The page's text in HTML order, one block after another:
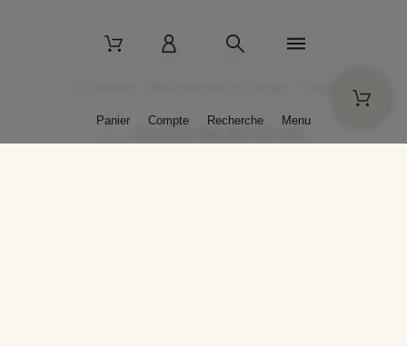
+33 (0)3 86 45 50 00
Panier Compte Recherche Menu